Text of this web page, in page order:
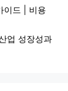
이드 | 비용
업 성장성과